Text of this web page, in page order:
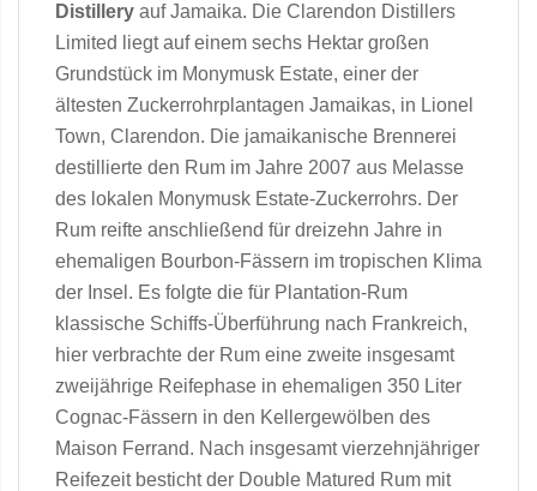
Distillery auf Jamaika. Die Clarendon Distillers
Limited liegt auf einem sechs Hektar großen
Grundstück im Monymusk Estate, einer der
ältesten Zuckerrohrplantagen Jamaikas, in Lionel
Town, Clarendon. Die jamaikanische Brennerei
destillierte den Rum im Jahre 2007 aus Melasse
des lokalen Monymusk Estate-Zuckerrohrs. Der
Rum reifte anschließend für dreizehn Jahre in
ehemaligen Bourbon-Fässern im tropischen Klima
der Insel. Es folgte die für Plantation-Rum
klassische Schiffs-Überführung nach Frankreich,
hier verbrachte der Rum eine zweite insgesamt
zweijährige Reifephase in ehemaligen 350 Liter
Cognac-Fässern in den Kellergewölben des
Maison Ferrand. Nach insgesamt vierzehnjähriger
Reifezeit besticht der Double Matured Rum mit